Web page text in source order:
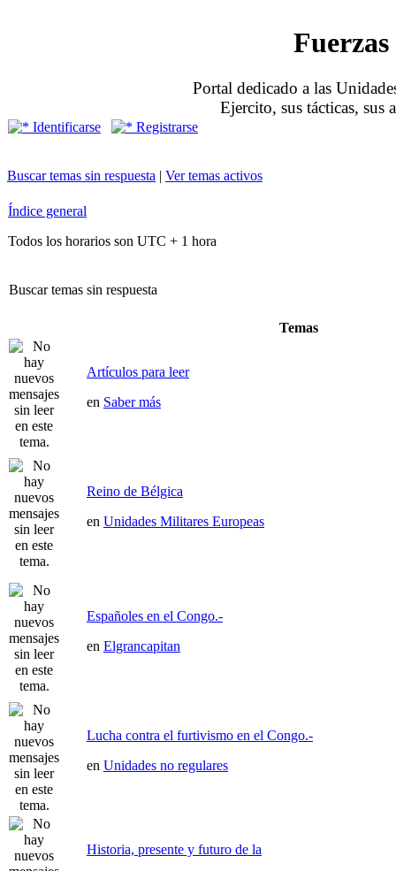
Portal dedicado a las
Ejercito, sus tácticas, sus
Identificarse Registrarse
Buscar temas sin respuesta | Ver temas activos
Índice general
Todos los horarios son UTC + 1 hora
Buscar temas sin respuesta
Temas
Artículos para leer
en Saber más
Reino de Bélgica
en Unidades Militares Europeas
Españoles en el Congo.-
en Elgrancapitan
Lucha contra el furtivismo en el Congo.-
en Unidades no regulares
Historia, presente y futuro de la